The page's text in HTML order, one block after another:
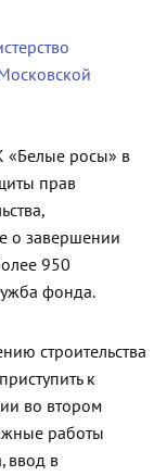
«Белые росы» в
прав
о завершении
950
фонда.
строительства
к
во втором
работы
ввод в